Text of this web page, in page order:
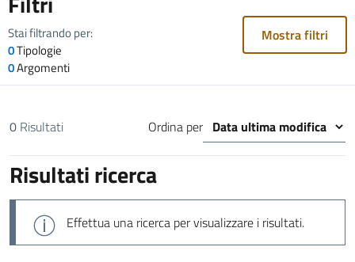
Stai filtrando per:
0Tipologie
0Argomenti
Mostra filtri
0 Risultati Ordina per
Risultati ricerca
Effettua una ricerca per visualizzare i risultati.